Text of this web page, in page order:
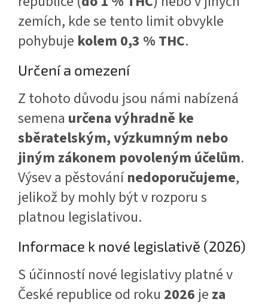
zemích, kde se tento limit obvykle
pohybuje kolem 0,3 % THC.
Určení a omezení
Z tohoto důvodu jsou námi nabízená
semena určena výhradně ke
sběratelským, výzkumným nebo
jiným zákonem povoleným účelům.
Výsev a pěstovánínedoporučujeme,
jelikož by mohly být v rozporu s
platnou legislativou.
Informace k nové legislativě (2026)
S účinností nové legislativy platné v
České republice od roku 2026 je za